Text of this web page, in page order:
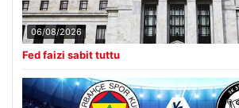
06/08/2026
Fed faizi sabit tuttu